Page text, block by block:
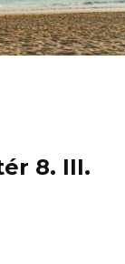
8. III.